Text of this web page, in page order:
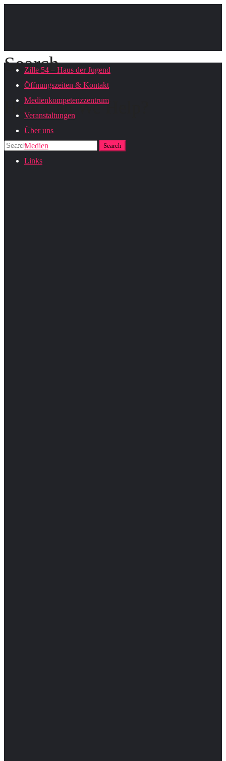
Search
How Can We Help?
Zille 54 – Haus der Jugend
Öffnungszeiten & Kontakt
Medienkompetenzzentrum
Veranstaltungen
Über uns
Medien
Links